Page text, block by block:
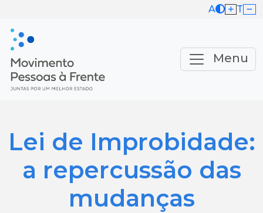
A T
Menu
Lei de Improbidade:
a repercussão das
mudanças